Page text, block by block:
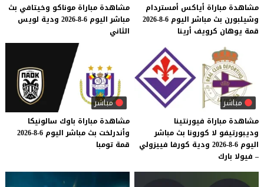
مشاهدة مباراة أياكس أمستردام
وشيلبورن بث مباشر اليوم 6-8-2026
قمة يوهان كرويف أرينا
مشاهدة مباراة موناكو وخيتافي بث
مباشر اليوم 6-8-2026 ودية لويس
الثاني
مباشر
مشاهدة مباراة فيورنتينا
وديبورتيفو لا كورونا بث مباشر
اليوم 6-8-2026 ودية كورفا فييزولي
– فيولا بارك
مباشر
مشاهدة مباراة باوك سالونيكا
وأندرلخت بث مباشر اليوم 6-8-2026
قمة تومبا